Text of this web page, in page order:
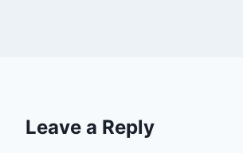
Leave a Reply